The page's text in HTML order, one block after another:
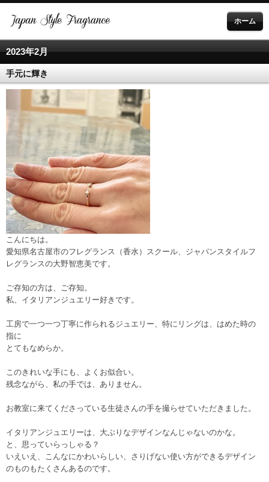
ホーム
2023年2月
手元に輝き
こんにちは。
愛知県名古屋市のフレグランス（香水）スクール、ジャパンスタイルフ
レグランスの大野智恵美です。
ご存知の方は、ご存知。
私、イタリアンジュエリー好きです。
工房で一つ一つ丁寧に作られるジュエリー、特にリングは、はめた時の
指に
とてもなめらか。
このきれいな手にも、よくお似合い。
残念ながら、私の手では、ありません。
お教室に来てくださっている生徒さんの手を撮らせていただきました。
イタリアンジュエリーは、大ぶりなデザインなんじゃないのかな。
と、思っていらっしゃる？
いえいえ、こんなにかわいらしい、さりげない使い方ができるデザイン
のものもたくさんあるのです。